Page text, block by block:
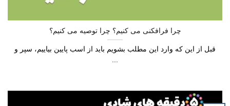
چرا فرافکنی می کنیم؟ چرا توصیه می کنیم؟
قبل از این که وارد این مطلب بشویم باید از اسب پایین بیاییم، سپر و